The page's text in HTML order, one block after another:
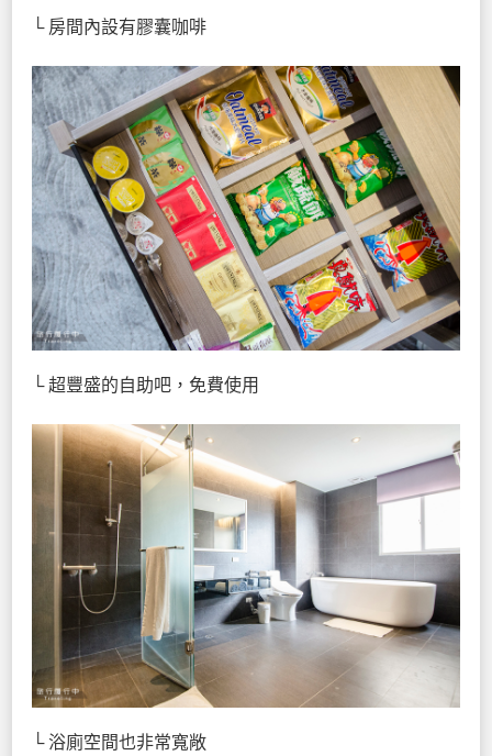
└ 房間內設有膠囊咖啡
└ 超豐盛的自助吧，免費使用
└ 浴廁空間也非常寬敞